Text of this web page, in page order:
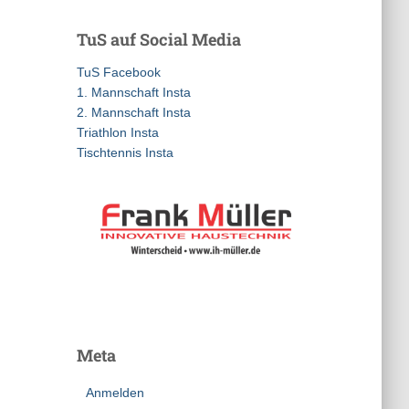
n
n
a
c
h
:
TuS auf Social Media
TuS Facebook
1. Mannschaft Insta
2. Mannschaft Insta
Triathlon Insta
Tischtennis Insta